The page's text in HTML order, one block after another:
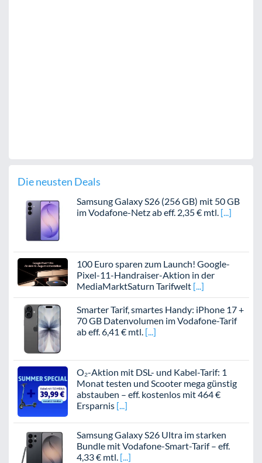
Die neusten Deals
Samsung Galaxy S26 (256 GB) mit 50 GB
im Vodafone-Netz ab eff. 2,35 € mtl.
100 Euro sparen zum Launch! Google-
Pixel-11-Handraiser-Aktion in der
MediaMarktSaturn Tarifwelt
Smarter Tarif, smartes Handy: iPhone 17 +
70 GB Datenvolumen im Vodafone-Tarif
ab eff. 6,41 € mtl.
O₂-Aktion mit DSL- und Kabel-Tarif: 1
Monat testen und Scooter mega günstig
abstauben – eff. kostenlos mit 464 €
Ersparnis
Samsung Galaxy S26 Ultra im starken
Bundle mit Vodafone-Smart-Tarif – eff.
4,33 € mtl.